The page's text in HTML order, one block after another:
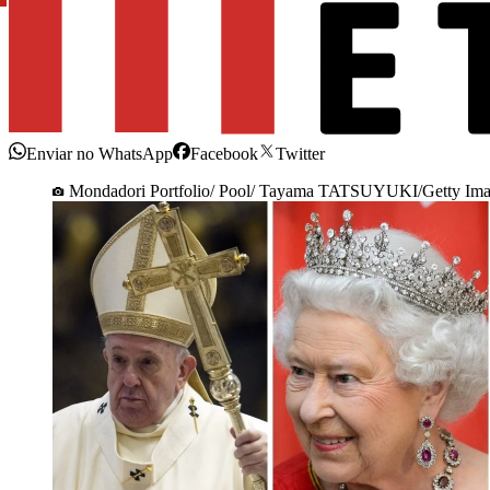
Enviar no WhatsApp Facebook
Twitter
Mondadori Portfolio/ Pool/ Tayama TATSUYUKI/Getty